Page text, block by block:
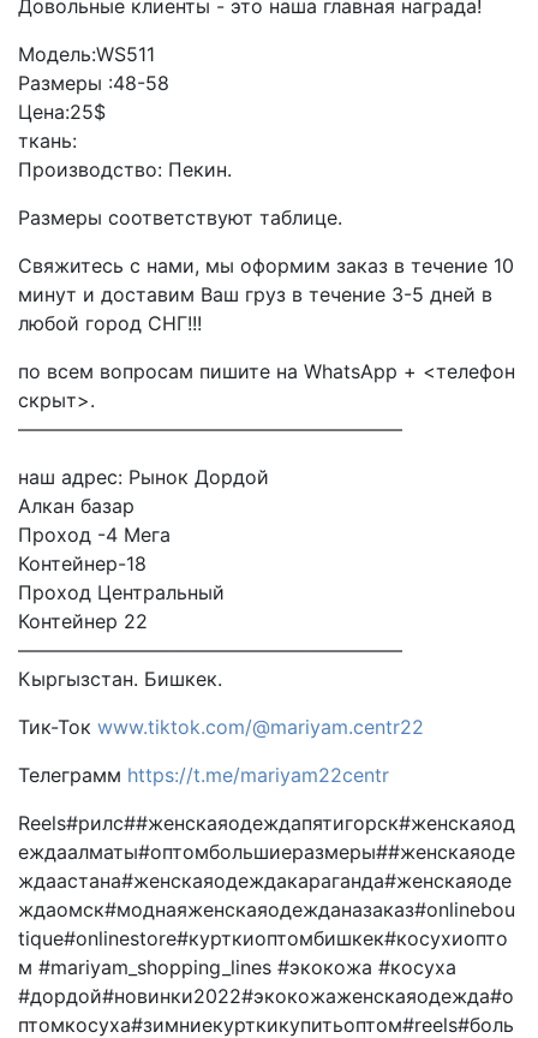
Довольные клиенты - это наша главная награда!
Модель:WS511
Размеры :48-58
Цена:25$
ткань:
Производство: Пекин.
Размеры соответствуют таблице.
Свяжитесь с нами, мы оформим заказ в течение 10
минут и доставим Ваш груз в течение 3-5 дней в
любой город СНГ!!!
по всем вопросам пишите на WhatsApp + <телефон
скрыт>.
————————————————————
наш адрес: Рынок Дордой
Алкан базар
Проход -4 Мега
Контейнер-18
Проход Центральный
Контейнер 22
————————————————————
Кыргызстан. Бишкек.
Тик-Ток www.tiktok.com/@mariyam.centr22
Телеграмм https://t.me/mariyam22centr
Reels#рилс##женскаяодеждапятигорск#женскаяод
еждаалматы#оптомбольшиеразмеры##женскаяоде
ждаастана#женскаяодеждакараганда#женскаяоде
ждаомск#моднаяженскаяодежданазаказ#onlinebou
tique#onlinestore#курткиоптомбишкек#косухиопто
м #mariyam_shopping_lines #экокожа #косуха
#дордой#новинки2022#экокожаженскаяодежда#о
птомкосуха#зимниекурткикупитьоптом#reels#боль